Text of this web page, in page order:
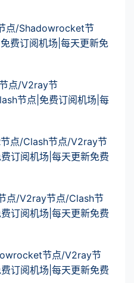
点/Shadowrocket节
费订阅机场|每天更新免
点/V2ray节
节点|免费订阅机场|每
点/Clash节点/V2ray节
订阅机场|每天更新免费
点/V2ray节点/Clash节
订阅机场|每天更新免费
节点/V2ray节
订阅机场|每天更新免费